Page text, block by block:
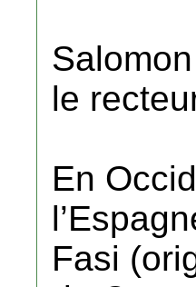
le
En
Fasi